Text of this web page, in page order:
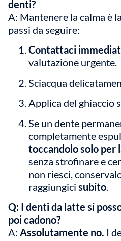
denti?
A: Mantenere la calma è
passi da seguire:
Contattaci
valutazione urgente.
Sciacqua
Applica del ghiaccio
Se un dente
completamente
toccandolo solo per
senza strofinare e
non riesci,
raggiungici subito
Q: I denti da latte si
poi cadono?
A: Assolutamente no. I